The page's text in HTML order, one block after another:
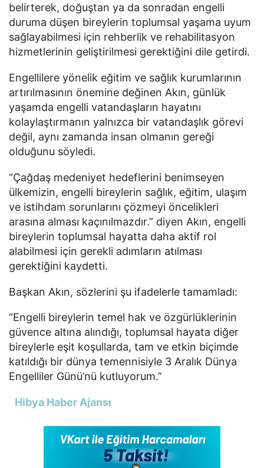
belirterek, doğuştan ya da sonradan engelli
duruma düşen bireylerin toplumsal yaşama uyum
sağlayabilmesi için rehberlik ve rehabilitasyon
hizmetlerinin geliştirilmesi gerektiğini dile getirdi.
Engellilere yönelik eğitim ve sağlık kurumlarının
artırılmasının önemine değinen Akın, günlük
yaşamda engelli vatandaşların hayatını
kolaylaştırmanın yalnızca bir vatandaşlık görevi
değil, aynı zamanda insan olmanın gereği
olduğunu söyledi.
“Çağdaş medeniyet hedeflerini benimseyen
ülkemizin, engelli bireylerin sağlık, eğitim, ulaşım
ve istihdam sorunlarını çözmeyi öncelikleri
arasına alması kaçınılmazdır.” diyen Akın, engelli
bireylerin toplumsal hayatta daha aktif rol
alabilmesi için gerekli adımların atılması
gerektiğini kaydetti.
Başkan Akın, sözlerini şu ifadelerle tamamladı:
“Engelli bireylerin temel hak ve özgürlüklerinin
güvence altına alındığı, toplumsal hayata diğer
bireylerle eşit koşullarda, tam ve etkin biçimde
katıldığı bir dünya temennisiyle 3 Aralık Dünya
Engelliler Günü’nü kutluyorum.”
Hibya Haber Ajansı